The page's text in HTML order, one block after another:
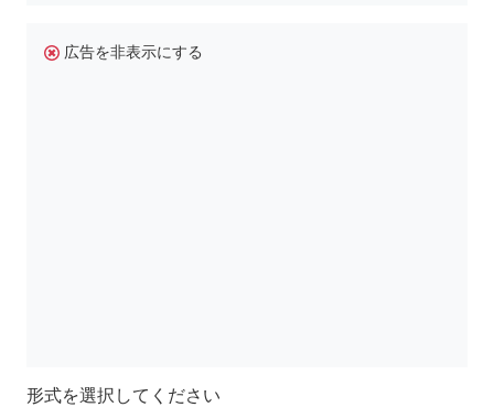
広告を非表示にする
形式を選択してください